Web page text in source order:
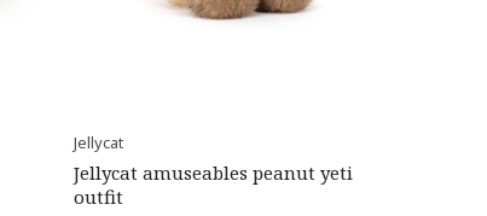
Jellycat
Jellycat amuseables peanut yeti
outfit